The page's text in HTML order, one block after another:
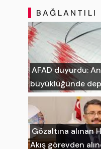
BAĞLANTILI
AFAD duyurdu:
büyüklüğünde
Gözaltına alınan
Akış görevden